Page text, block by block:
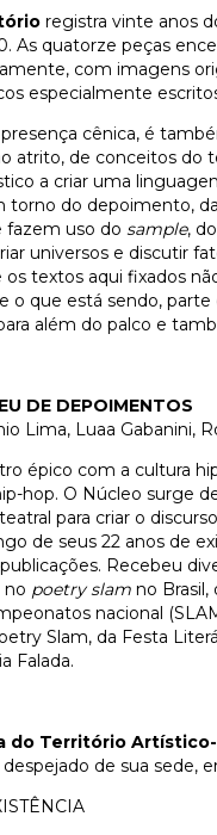
registra vinte anos
As quatorze peças
com imagens
especialmente
cênica, é
atrito, de conceitos do
a criar uma
torno do depoimento,
fazem uso do sample, do
universos e discutir
os textos aqui fixados
o que está sendo,
além do palco e
DE DEPOIMENTOS
Lima, Luaa Gabanini,
épico com a cultura
hop. O Núcleo surge
para criar o
de seus 22 anos de
Recebeu
no poetry slam no
nacional
Slam, da Festa
Falada.
do Território
de sua sede,